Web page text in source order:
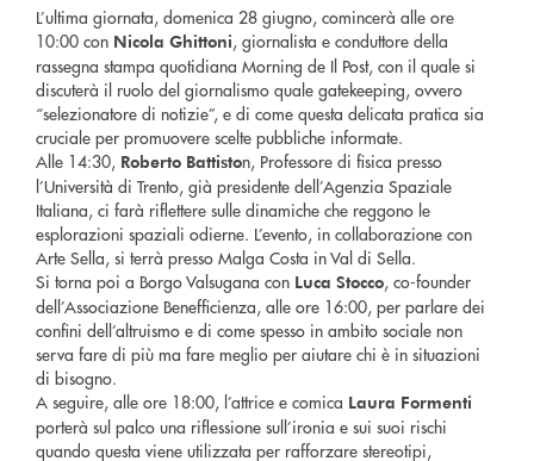
L’ultima giornata, domenica 28 giugno, comincerà alle ore
10:00 con Nicola Ghittoni, giornalista e conduttore della
rassegna stampa quotidiana Morning de Il Post, con il quale si
discuterà il ruolo del giornalismo quale gatekeeping, ovvero
“selezionatore di notizie”, e di come questa delicata pratica sia
cruciale per promuovere scelte pubbliche informate.
Alle 14:30, Roberto Battiston, Professore di fisica presso
l’Università di Trento, già presidente dell’Agenzia Spaziale
Italiana, ci farà riflettere sulle dinamiche che reggono le
esplorazioni spaziali odierne. L’evento, in collaborazione con
Arte Sella, si terrà presso Malga Costa in Val di Sella.
Si torna poi a Borgo Valsugana con Luca Stocco, co-founder
dell’Associazione Benefficienza, alle ore 16:00, per parlare dei
confini dell’altruismo e di come spesso in ambito sociale non
serva fare di più ma fare meglio per aiutare chi è in situazioni
di bisogno.
A seguire, alle ore 18:00, l’attrice e comica Laura Formenti
porterà sul palco una riflessione sull’ironia e sui suoi rischi
quando questa viene utilizzata per rafforzare stereotipi,